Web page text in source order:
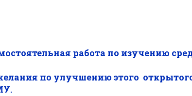
работа по изучению
по улучшению этого